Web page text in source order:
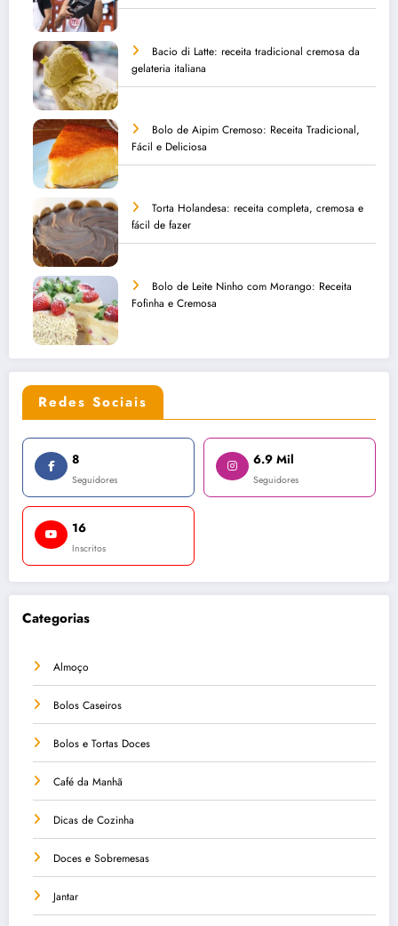
Bacio di Latte: receita tradicional cremosa da
gelateria italiana
Bolo de Aipim Cremoso: Receita Tradicional,
Fácil e Deliciosa
Torta Holandesa: receita completa, cremosa e
fácil de fazer
Bolo de Leite Ninho com Morango: Receita
Fofinha e Cremosa
Redes Sociais
8
Seguidores
6.9 Mil
Seguidores
16
Inscritos
Categorias
Almoço
Bolos Caseiros
Bolos e Tortas Doces
Café da Manhã
Dicas de Cozinha
Doces e Sobremesas
Jantar